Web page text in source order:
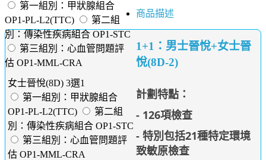
第一組別：甲狀腺組合
OP1-PL-L2(TTC)
第二組
別：傳染性疾病組合 OP1-STC
第三組別：心血管問題評
估 OP1-MML-CRA
女士晉悅(8D) 3選1
第一組別：甲狀腺組合
OP1-PL-L2(TTC)
第二組
別：傳染性疾病組合 OP1-STC
第三組別：心血管問題評
估 OP1-MML-CRA
商品描述
1+1：男士晉悅+女士晉
悅(8D-2)
計劃特點：
- 126項檢查
- 特別包括21種特定環境
致敏原檢查